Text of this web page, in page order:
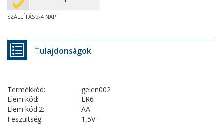
SZÁLLÍTÁS 2-4 NAP
Tulajdonságok
Termékkód:
gelen002
Elem kód:
LR6
Elem kód 2:
AA
Feszültség:
1,5V